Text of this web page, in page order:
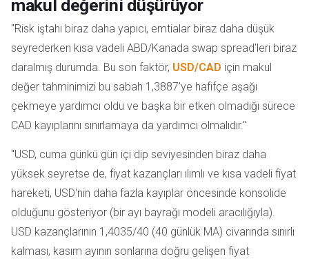
makul değerini düşürüyor
"Risk iştahı biraz daha yapıcı, emtialar biraz daha düşük
seyrederken kısa vadeli ABD/Kanada swap spread'leri biraz
daralmış durumda. Bu son faktör, USD/CAD için makul
değer tahminimizi bu sabah 1,3887'ye hafifçe aşağı
çekmeye yardımcı oldu ve başka bir etken olmadığı sürece
CAD kayıplarını sınırlamaya da yardımcı olmalıdır."
"USD, cuma günkü gün içi dip seviyesinden biraz daha
yüksek seyretse de, fiyat kazançları ılımlı ve kısa vadeli fiyat
hareketi, USD'nin daha fazla kayıplar öncesinde konsolide
olduğunu gösteriyor (bir ayı bayrağı modeli aracılığıyla).
USD kazançlarının 1,4035/40 (40 günlük MA) civarında sınırlı
kalması, kasım ayının sonlarına doğru gelişen fiyat